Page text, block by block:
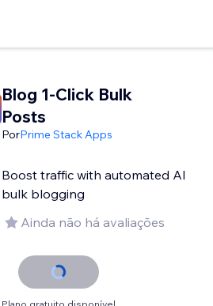
Blog 1-Click Bulk
Posts
PorPrime Stack Apps
Boost traffic with automated AI
bulk blogging
Ainda não há avaliações